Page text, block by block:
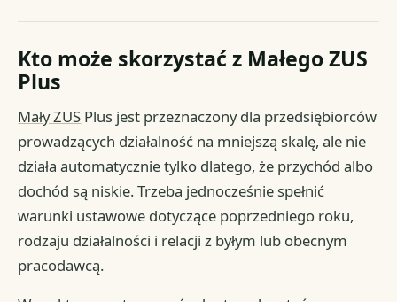
Kto może skorzystać z Małego ZUS
Plus
Mały ZUS Plus jest przeznaczony dla przedsiębiorców
prowadzących działalność na mniejszą skalę, ale nie
działa automatycznie tylko dlatego, że przychód albo
dochód są niskie. Trzeba jednocześnie spełnić
warunki ustawowe dotyczące poprzedniego roku,
rodzaju działalności i relacji z byłym lub obecnym
pracodawcą.